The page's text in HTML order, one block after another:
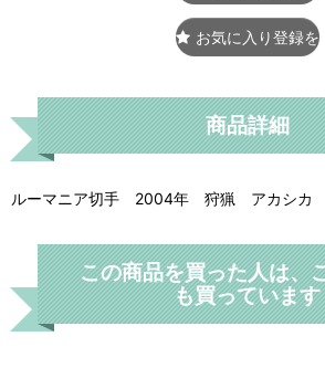
お気に入り登録を
商品詳細
ルーマニア切手 2004年 狩猟 アカシ
この商品を買った人は、
も買っています